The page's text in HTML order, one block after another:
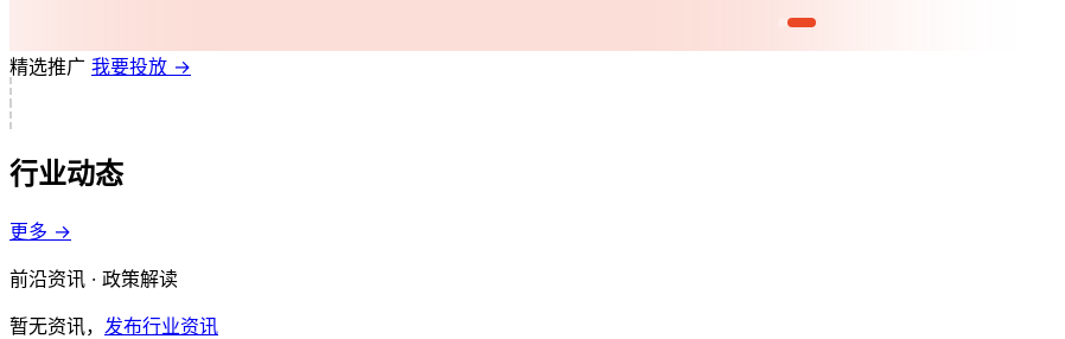
精选推广 我要投放 →
行业动态
更多 →
前沿资讯 · 政策解读
暂无资讯， 发布行业资讯